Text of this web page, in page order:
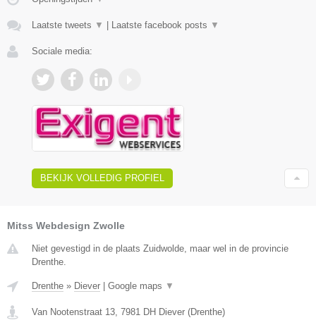
Laatste tweets ▼ Laatste facebook posts ▼
Sociale media:
BEKIJK VOLLEDIG PROFIEL
Mitss Webdesign Zwolle
Niet gevestigd in de plaats Zuidwolde, maar wel in de provincie
Drenthe.
Drenthe » Diever Google maps ▼
Van Nootenstraat 13, 7981 DH Diever (Drenthe)